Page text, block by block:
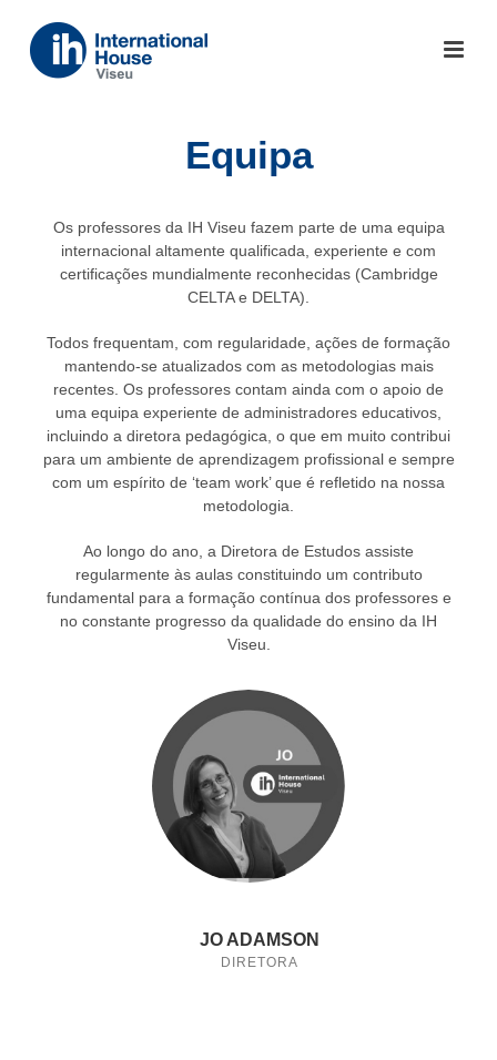
Equipa
Os professores da IH Viseu fazem parte de uma equipa
internacional altamente qualificada, experiente e com
certificações mundialmente reconhecidas (Cambridge
CELTA e DELTA).
Todos frequentam, com regularidade, ações de formação
mantendo-se atualizados com as metodologias mais
recentes. Os professores contam ainda com o apoio de
uma equipa experiente de administradores educativos,
incluindo a diretora pedagógica, o que em muito contribui
para um ambiente de aprendizagem profissional e sempre
com um espírito de ‘team work’ que é refletido na nossa
metodologia.
Ao longo do ano, a Diretora de Estudos assiste
regularmente às aulas constituindo um contributo
fundamental para a formação contínua dos professores e
no constante progresso da qualidade do ensino da IH
Viseu.
JO ADAMSON
DIRETORA